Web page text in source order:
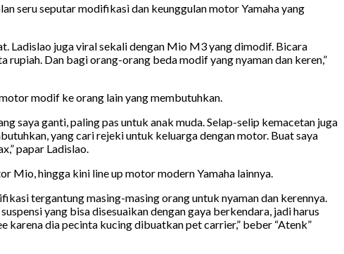
seru seputar modifikasi dan keunggulan motor Yamaha yang
Ladislao juga viral sekali dengan Mio M3 yang dimodif. Bicara
Dan bagi orang-orang beda modif yang nyaman dan keren,”
modif ke orang lain yang membutuhkan.
saya ganti, paling pas untuk anak muda. Selap-selip kemacetan juga
yang cari rejeki untuk keluarga dengan motor. Buat saya
papar Ladislao.
Mio, hingga kini line up motor modern Yamaha lainnya.
tergantung masing-masing orang untuk nyaman dan kerennya.
yang bisa disesuaikan dengan gaya berkendara, jadi harus
dia pecinta kucing dibuatkan pet carrier,” beber “Atenk”